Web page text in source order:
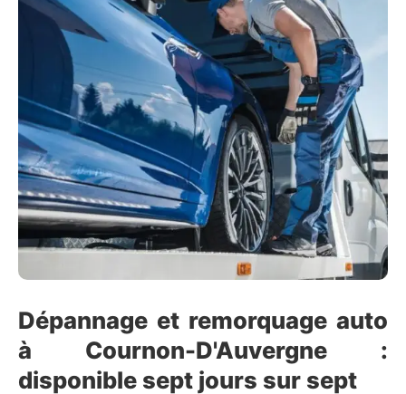
Dépannage et remorquage auto
à Cournon-D'Auvergne :
disponible sept jours sur sept